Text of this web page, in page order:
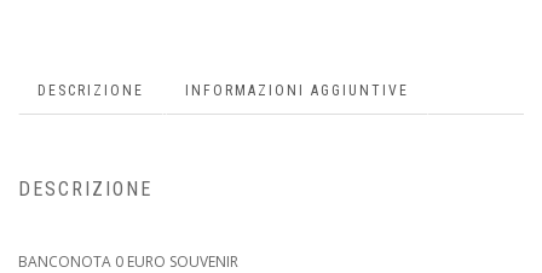
DESCRIZIONE INFORMAZIONI AGGIUNTIVE
DESCRIZIONE
BANCONOTA 0 EURO SOUVENIR